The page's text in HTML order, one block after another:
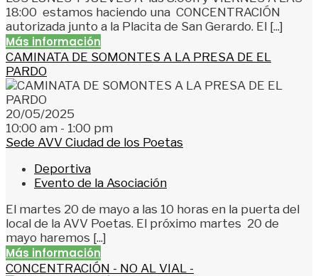
18:00 estamos haciendo una CONCENTRACIÓN
autorizada junto a la Placita de San Gerardo. El [...]
Más información
CAMINATA DE SOMONTES A LA PRESA DE EL
PARDO
20/05/2025
10:00 am - 1:00 pm
Sede AVV Ciudad de los Poetas
Deportiva
Evento de la Asociación
El martes 20 de mayo a las 10 horas en la puerta del
local de la AVV Poetas. El próximo martes 20 de
mayo haremos [...]
Más información
CONCENTRACIÓN - NO AL VIAL -